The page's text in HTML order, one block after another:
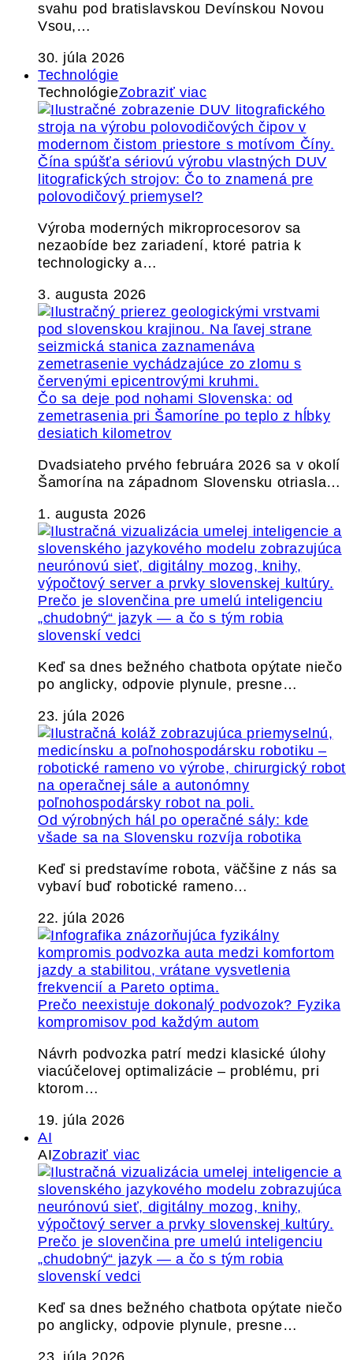
svahu pod bratislavskou Devínskou Novou
Vsou,…
30. júla 2026
Technológie
TechnológieZobraziť viac
Čína spúšťa sériovú výrobu vlastných DUV
litografických strojov: Čo to znamená pre
polovodičový priemysel?
Výroba moderných mikroprocesorov sa
nezaobíde bez zariadení, ktoré patria k
technologicky a…
3. augusta 2026
Čo sa deje pod nohami Slovenska: od
zemetrasenia pri Šamoríne po teplo z hĺbky
desiatich kilometrov
Dvadsiateho prvého februára 2026 sa v okolí
Šamorína na západnom Slovensku otriasla…
1. augusta 2026
Prečo je slovenčina pre umelú inteligenciu
„chudobný“ jazyk — a čo s tým robia
slovenskí vedci
Keď sa dnes bežného chatbota opýtate niečo
po anglicky, odpovie plynule, presne…
23. júla 2026
Od výrobných hál po operačné sály: kde
všade sa na Slovensku rozvíja robotika
Keď si predstavíme robota, väčšine z nás sa
vybaví buď robotické rameno…
22. júla 2026
Prečo neexistuje dokonalý podvozok? Fyzika
kompromisov pod každým autom
Návrh podvozka patrí medzi klasické úlohy
viacúčelovej optimalizácie – problému, pri
ktorom…
19. júla 2026
AI
AIZobraziť viac
Prečo je slovenčina pre umelú inteligenciu
„chudobný“ jazyk — a čo s tým robia
slovenskí vedci
Keď sa dnes bežného chatbota opýtate niečo
po anglicky, odpovie plynule, presne…
23. júla 2026